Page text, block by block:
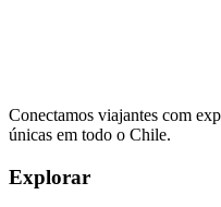
Conectamos viajantes com
únicas em todo o Chile.
Explorar